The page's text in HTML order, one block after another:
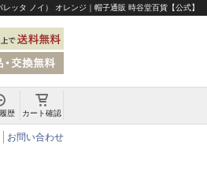
ッタ ノイ） オレンジ｜帽子通販 時谷堂百貨【公式】
歴 カート確認
お問い合わせ